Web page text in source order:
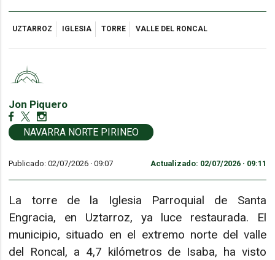
UZTARROZ IGLESIA TORRE VALLE DEL RONCAL
Jon Piquero
NAVARRA NORTE PIRINEO
Publicado: 02/07/2026 ·09:07 Actualizado: 02/07/2026 · 09:11
La torre de la Iglesia Parroquial de Santa
Engracia, en Uztarroz, ya luce restaurada. El
municipio, situado en el extremo norte del valle
del Roncal, a 4,7 kilómetros de Isaba, ha visto